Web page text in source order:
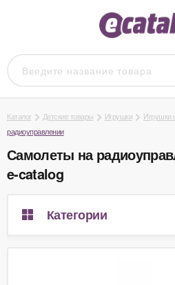
Каталог Детские товары Игрушки Игрушки
радиоуправлении
Самолеты на
e-catalog
Категории